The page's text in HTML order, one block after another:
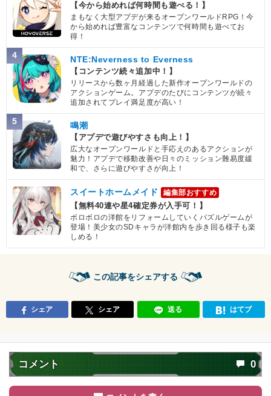
【今から始めれば何時間も遊べる！】
まもなく大型アプデが来るオープンワールドRPG！今
から始めれば豊富なコンテンツで何時間も遊べてお
得！
4 NTE:Neverness to Everness
【コンテンツ続々追加中！】
リリースから数ヶ月経過した新作オープンワールドの
アクションゲーム。アプデのたびにコンテンツが続々
追加されてプレイ満足度が高い！
5 鳴潮
【アプデで遊びやすさも向上！】
広大なオープンワールドと手応えのあるアクションが
魅力！アプデで移動改善や日々のミッション難易度緩
和で、さらに遊びやすさが向上！
スイートホームメイド 編集部おすすめ
【無料40連や星4確定券が入手可！】
ボロボロの洋館をリフォームしていくパズルゲームが
登場！美少女のSDキャラが洋館内を歩き回る様子も楽
しめる！
この記事をシェアする
シェア シェア 送る はてブ
コメント 0